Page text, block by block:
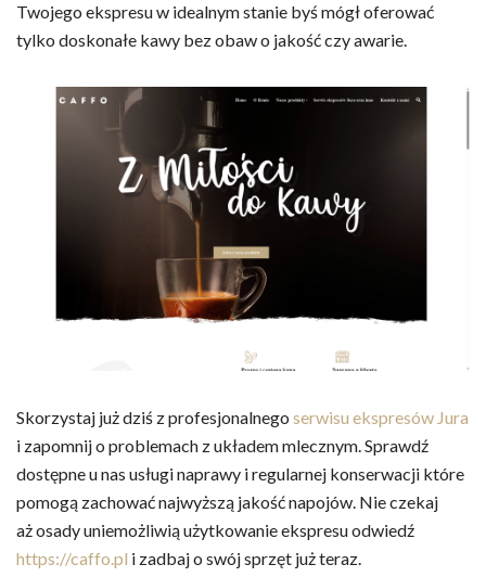
Twojego ekspresu w idealnym stanie byś mógł oferować
tylko doskonałe kawy bez obaw o jakość czy awarie.
Skorzystaj już dziś z profesjonalnego serwisu ekspresów Jura
i zapomnij o problemach z układem mlecznym. Sprawdź
dostępne u nas usługi naprawy i regularnej konserwacji które
pomogą zachować najwyższą jakość napojów. Nie czekaj
aż osady uniemożliwią użytkowanie ekspresu odwiedź
https://caffo.pl i zadbaj o swój sprzęt już teraz.